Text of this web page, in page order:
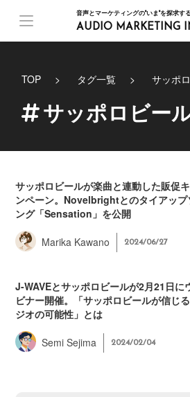
音声とマーケティングの"いま"を探求す
AUDIO MARKETING
TOP タグ一覧 サッポ
サッポロビー
サッポロビールが楽曲と連動した販促
ンペーン。Novelbrightとのタイアップ
ング「Sensation」を公開
Marika Kawano 2024/06/27
J-WAVEとサッポロビールが2月21日に
ビナー開催。「サッポロビールが信じ
ジオの可能性」とは
Semi Sejima 2024/02/04